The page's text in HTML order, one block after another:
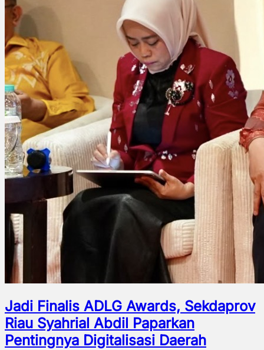
Jadi Finalis ADLG Awards, Sekdaprov
Riau Syahrial Abdil Paparkan
Pentingnya Digitalisasi Daerah